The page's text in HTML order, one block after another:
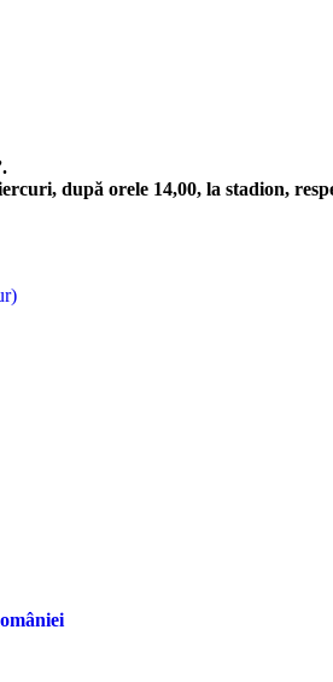
după orele 14,00, la stadion,